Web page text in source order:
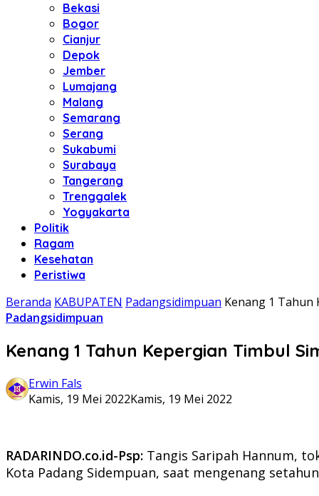
Bekasi
Bogor
Cianjur
Depok
Jember
Lumajang
Malang
Semarang
Serang
Sukabumi
Surabaya
Tangerang
Trenggalek
Yogyakarta
Politik
Ragam
Kesehatan
Peristiwa
Beranda KABUPATEN Padangsidimpuan Kenang 1 Tahun
Padangsidimpuan
Kenang 1 Tahun Kepergian Timbul
Erwin Fals
Kamis, 19 Mei 2022Kamis, 19 Mei 2022
RADARINDO.co.id-Psp: Tangis Saripah Hannum,
Kota Padang Sidempuan, saat mengenang